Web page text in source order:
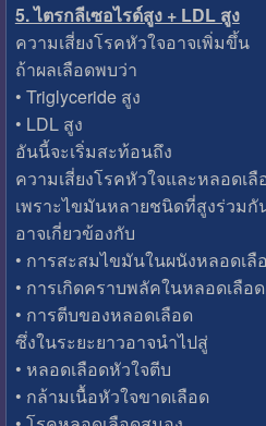
5. ไตรกลีเซอไรด์สูง + LDL สูง
ความเสี่ยงโรคหัวใจอาจเพิ่มขึ้น
ถ้าผลเลือดพบว่า
• Triglyceride สูง
• LDL สูง
อันนี้จะเริ่มสะท้อนถึง
ความเสี่ยงโรคหัวใจและหลอดเลื
เพราะไขมันหลายชนิดที่สูงร่วมกั
อาจเกี่ยวข้องกับ
• การสะสมไขมันในผนังหลอดเลื
• การเกิดคราบพลัคในหลอดเลือด
• การตีบของหลอดเลือด
ซึ่งในระยะยาวอาจนำไปสู่
• หลอดเลือดหัวใจตีบ
• กล้ามเนื้อหัวใจขาดเลือด